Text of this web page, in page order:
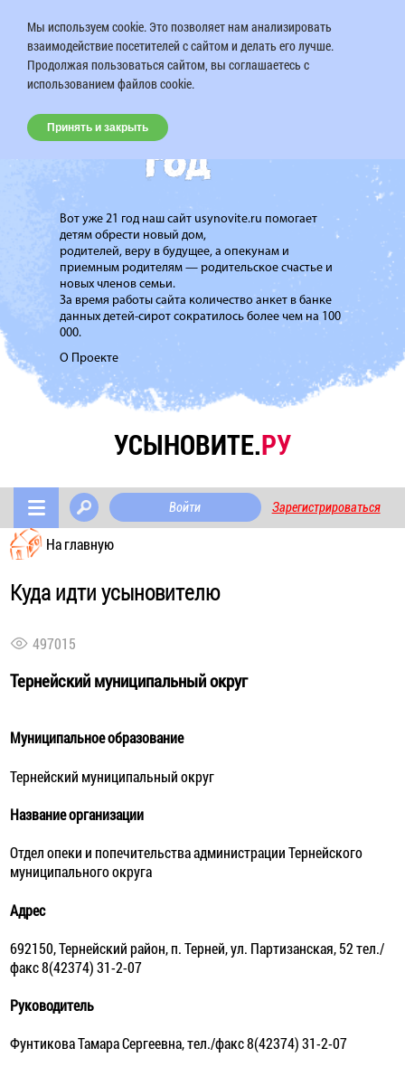
Вот уже 21 год наш сайт usynovite.ru помогает
детям обрести новый дом,
родителей, веру в будущее, а опекунам и
приемным родителям — родительское счастье и
новых членов семьи.
За время работы сайта количество анкет в банке
данных детей-сирот сократилось более чем на 100
000.
О Проекте
УСЫНОВИТЕ.РУ
Войти Зарегистрироваться
На главную
Куда идти усыновителю
497015
Тернейский муниципальный округ
Муниципальное образование
Тернейский муниципальный округ
Название организации
Отдел опеки и попечительства администрации Тернейского
муниципального округа
Адрес
692150, Тернейский район, п. Терней, ул. Партизанская, 52 тел./
факс 8(42374) 31-2-07
Руководитель
Фунтикова Тамара Сергеевна, тел./факс 8(42374) 31-2-07
Мы используем cookie. Это позволяет нам анализировать
взаимодействие посетителей с сайтом и делать его лучше.
Продолжая пользоваться сайтом, вы соглашаетесь с
использованием файлов cookie.
Принять и закрыть